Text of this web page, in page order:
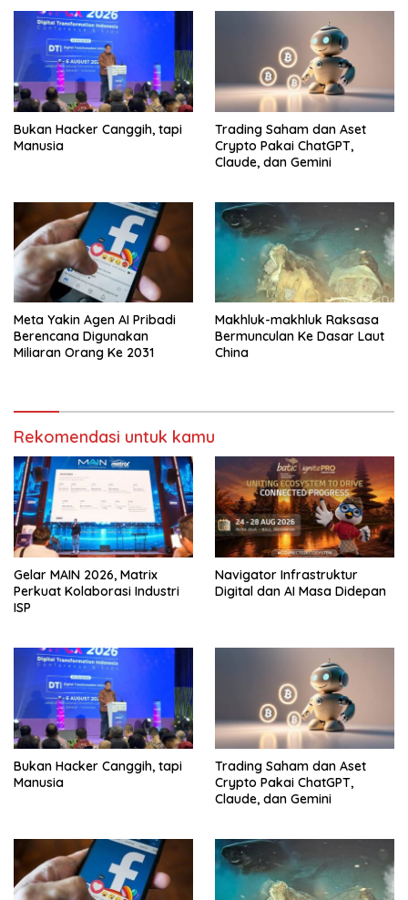
Bukan Hacker Canggih, tapi
Manusia
Trading Saham dan Aset
Crypto Pakai ChatGPT,
Claude, dan Gemini
Meta Yakin Agen AI Pribadi
Berencana Digunakan
Miliaran Orang Ke 2031
Makhluk-makhluk Raksasa
Bermunculan Ke Dasar Laut
China
Rekomendasi untuk kamu
Gelar MAIN 2026, Matrix
Perkuat Kolaborasi Industri
ISP
Navigator Infrastruktur
Digital dan AI Masa Didepan
Bukan Hacker Canggih, tapi
Manusia
Trading Saham dan Aset
Crypto Pakai ChatGPT,
Claude, dan Gemini